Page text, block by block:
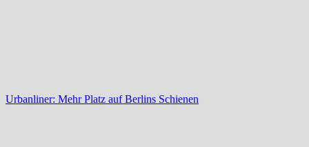
Urbanliner: Mehr Platz auf Berlins Schienen